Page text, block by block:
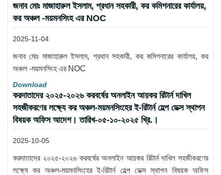
জনাব মোঃ মাজাহারুল ইসলাম, প্রধান সহকারী, কর কমিশনারের কার্যালয়,
কর অঞ্চল -ময়মনসিংহ এর NOC
2025-11-04
জনাব মোঃ মাজাহারুল ইসলাম, প্রধান সহকারী, কর কমিশনারের কার্যালয়, কর
অঞ্চল -ময়মনসিংহ এর NOC
Download
করদাতাদের ২০২৫-২০২৬ করবর্ষের অনলাইন আয়কর রিটার্ন দাখিল
সহজীকরণের লক্ষ্যে কর অঞ্চল-ময়মনসিংহের ই-রিটার্ন হেল্প ডেক্স স্থাপন
বিষয়ক অফিস আদেশ। তারিখ-০৫-১০-২০২৫ খ্রি.।
2025-10-05
করদাতাদের ২০২৫-২০২৬ করবর্ষের অনলাইন আয়কর রিটার্ন দাখিল সহজীকরণের
লক্ষ্যে কর অঞ্চল-ময়মনসিংহের ই-রিটার্ন হেল্প ডেক্স স্থাপন বিষয়ক অফিস